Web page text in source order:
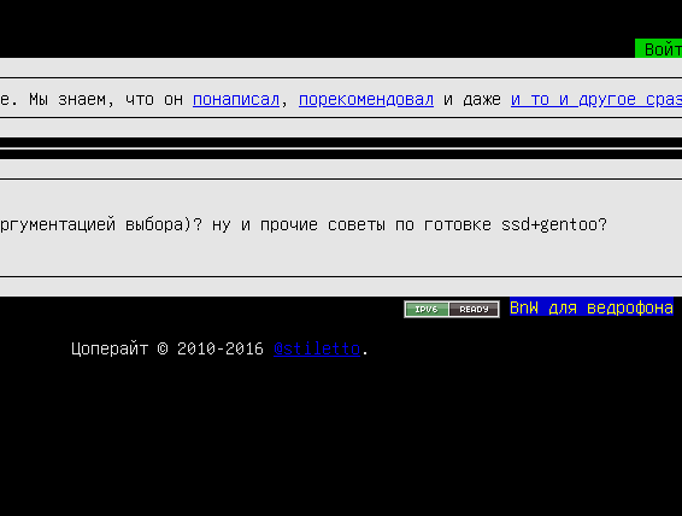
Мы знаем, что он понаписал порекомендовал и даже и то и другое
выбора)? ну и прочие советы по готовке ssd+gentoo?
BnW для ведрофона
Цоперайт © 2010-2016 @stiletto